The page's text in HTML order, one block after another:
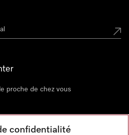
proche de chez vous
confidentialité